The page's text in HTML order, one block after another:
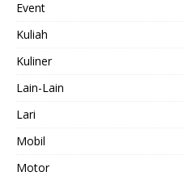
Event
Kuliah
Kuliner
Lain-Lain
Lari
Mobil
Motor